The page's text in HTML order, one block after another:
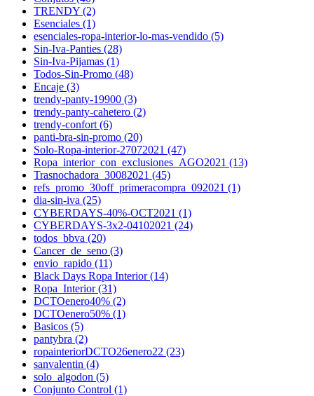
TRENDY (2)
Esenciales (1)
esenciales-ropa-interior-lo-mas-vendido (5)
Sin-Iva-Panties (28)
Sin-Iva-Pijamas (1)
Todos-Sin-Promo (48)
Encaje (3)
trendy-panty-19900 (3)
trendy-panty-cahetero (2)
trendy-confort (6)
panti-bra-sin-promo (20)
Solo-Ropa-interior-27072021 (47)
Ropa_interior_con_exclusiones_AGO2021 (13)
Trasnochadora_30082021 (45)
refs_promo_30off_primeracompra_092021 (1)
dia-sin-iva (25)
CYBERDAYS-40%-OCT2021 (1)
CYBERDAYS-3x2-04102021 (24)
todos_bbva (20)
Cancer_de_seno (3)
envio_rapido (11)
Black Days Ropa Interior (14)
Ropa_Interior (31)
DCTOenero40% (2)
DCTOenero50% (1)
Basicos (5)
pantybra (2)
ropainteriorDCTO26enero22 (23)
sanvalentin (4)
solo_algodon (5)
Conjunto Control (1)